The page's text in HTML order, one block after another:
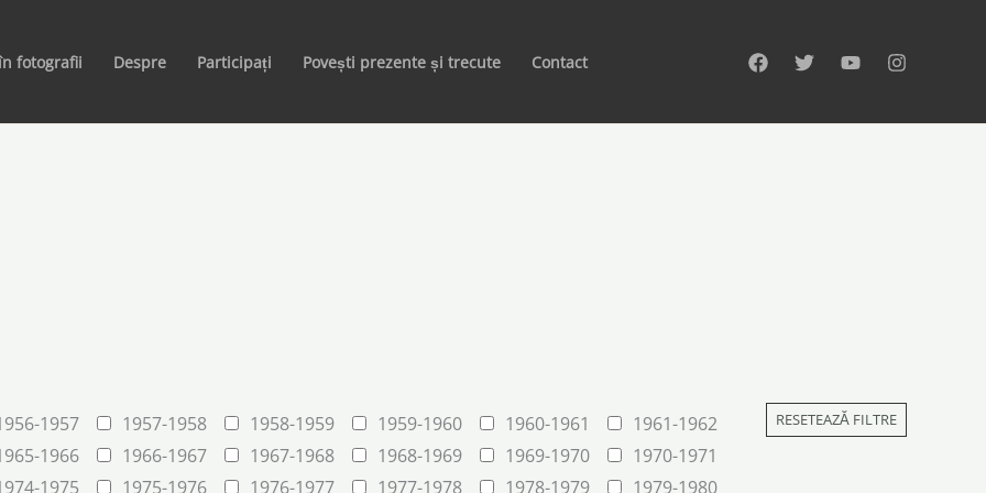
fotografii Despre Participați Povești prezente și trecute Contact
1957 1957-1958 1958-1959 1959-1960 1960-1961
1961-1962
1966 1966-1967 1967-1968 1968-1969 1969-1970
1970-1971
1975 1975-1976 1976-1977 1977-1978 1978-1979
1979-1980
RESETEAZĂ FILTRE